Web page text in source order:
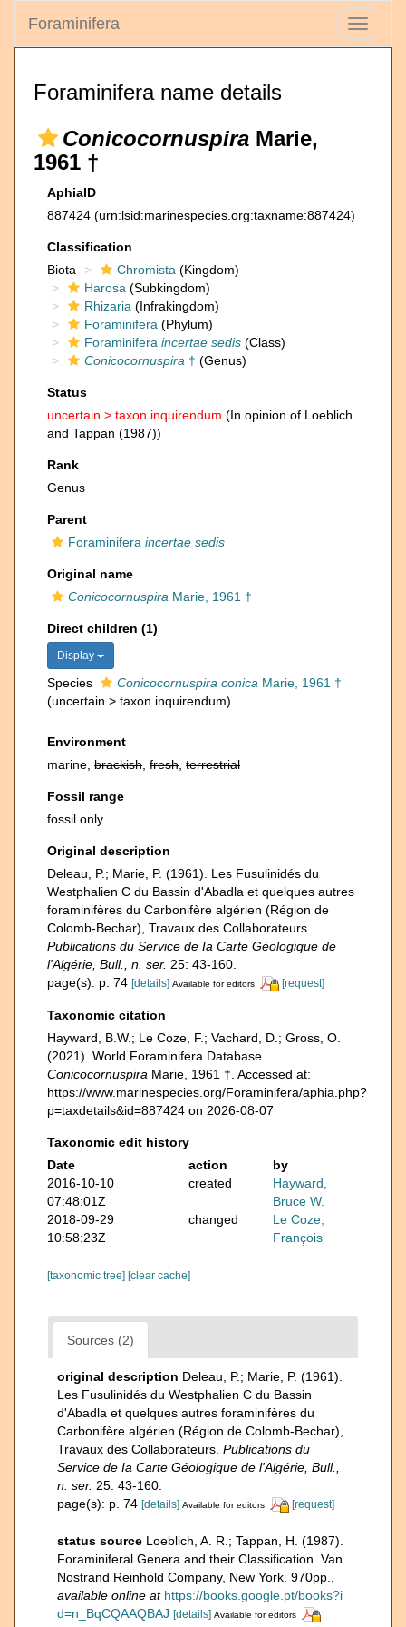
Toggle
Foraminifera
Foraminifera name details
Conicocornuspira Marie,
1961 †
AphiaID
887424 (urn:lsid:marinespecies.org:taxname:887424)
Classification
Biota
Chromista (Kingdom)
Harosa (Subkingdom)
Rhizaria (Infrakingdom)
Foraminifera (Phylum)
Foraminifera incertae sedis (Class)
Conicocornuspira † (Genus)
Status
uncertain > taxon inquirendum (In opinion of Loeblich
and Tappan (1987))
Rank
Genus
Parent
Foraminifera incertae sedis
Original name
Conicocornuspira Marie, 1961 †
Direct children (1)
Display
Species Conicocornuspira conica Marie, 1961 †
(uncertain > taxon inquirendum)
Environment
marine, brackish fresh terrestrial
Fossil range
fossil only
Original description
Deleau, P.; Marie, P. (1961). Les Fusulinidés du
Westphalien C du Bassin d'Abadla et quelques autres
foraminifères du Carbonifère algérien (Région de
Colomb-Bechar), Travaux des Collaborateurs.
Publications du Service de Ia Carte Géologique de
l'Algérie, Bull., n. ser. 25: 43-160.
page(s): p. 74 [details] Available for editors [request]
Taxonomic citation
Hayward, B.W.; Le Coze, F.; Vachard, D.; Gross, O.
(2021). World Foraminifera Database.
Conicocornuspira Marie, 1961 †. Accessed at:
https://www.marinespecies.org/Foraminifera/aphia.php?
p=taxdetails&id=887424 on 2026-08-07
Taxonomic edit history
Date
action
by
2016-10-10
07:48:01Z
created
Hayward,
Bruce W.
2018-09-29
10:58:23Z
changed
Le Coze,
François
[taxonomic tree] [clear cache]
Sources (2)
original description Deleau, P.; Marie, P. (1961).
Les Fusulinidés du Westphalien C du Bassin
d'Abadla et quelques autres foraminifères du
Carbonifère algérien (Région de Colomb-Bechar),
Travaux des Collaborateurs. Publications du
Service de Ia Carte Géologique de l'Algérie, Bull.,
n. ser. 25: 43-160.
page(s): p. 74 [details] Available for editors [request]
status source Loeblich, A. R.; Tappan, H. (1987).
Foraminiferal Genera and their Classification. Van
Nostrand Reinhold Company, New York. 970pp.
available online at https://books.google.pt/books?i
d=n_BqCQAAQBAJ [details] Available for editors